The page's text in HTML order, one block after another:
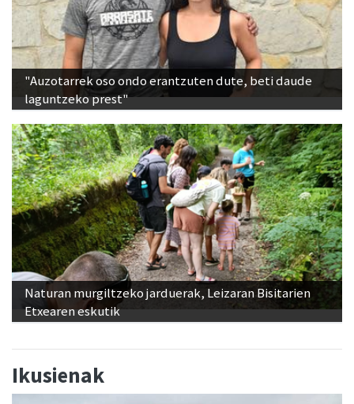
"Auzotarrek oso ondo erantzuten dute, beti daude
laguntzeko prest"
Naturan murgiltzeko jarduerak, Leizaran Bisitarien
Etxearen eskutik
Ikusienak